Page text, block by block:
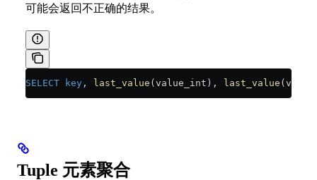
可能会返回不正确的结果。
SELECT key , last_value (value_int), last_value
Tuple 元素聚合